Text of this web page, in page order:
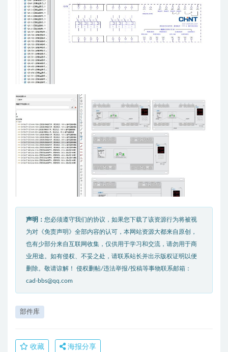
声明： 您必须遵守我们的协议，如果您下载了该资源行为将被视
为对《免责声明》全部内容的认可，本网站资源大都来自原创，
也有少部分来自互联网收集，仅供用于学习和交流，请勿用于商
业用途。如有侵权、不妥之处，请联系站长并出示版权证明以便
删除。敬请谅解！ 侵权删帖/违法举报/投稿等事物联系邮箱：
cad-bbs@qq.com
部件库
收藏 海报分享